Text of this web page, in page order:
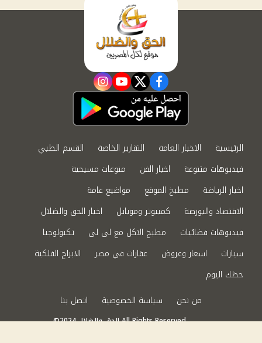
facebook
twitter
youtube
instagram
الرئيسية الاخبار العامة التقارير الخاصة
القسم الطبي
فيديوهات متنوعة
اخبار الفن
منوعات مسيحية
اخبار الرياضة
مطبخ الموقع
مواضيع عامة
الاقتصاد والبورصة
كمبيوتر وموبايل
اخبار الحق والضلال
فيديوهات فضائيات
مطبخ الاكل مع لى لى
تكنولوجيا
سيارات
اسعار وعروض عقارات في مصر
الابراج الفلكية
حظك اليوم
من نحن
سياسة الخصوصية اتصل بنا
©2024 الحق والضلال All Rights Reserved.